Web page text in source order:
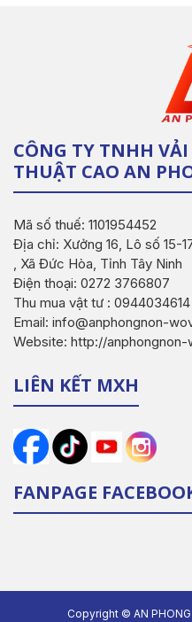
CÔNG TY TNHH
THUẬT CAO AN
Mã số thuế: 1101954452
Địa chỉ: Xưởng 16, Lô số 15-
, Xã Đức Hòa, Tỉnh Tây Ninh
Điện thoại: 0272 3766807
Thu mua vật tư : 0944034614
Email: info@anphongnon-
Website: http://
LIÊN KẾT MXH
FANPAGE
Copyright © AN